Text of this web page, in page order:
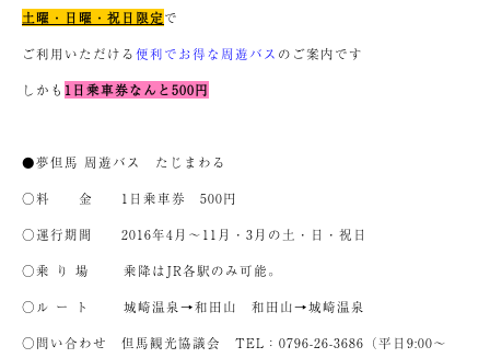
土曜・日曜・祝日限定で
ご利用いただける便利でお得な周遊バス のご案内です
しかも 1日乗車券なんと500円
●夢但馬 周遊バス たじまわる
○料 金 1日乗車券 500円
○運行期間 2016年4月～11月・3月の土・日・祝日
○乗 り 場 乗降はJR各駅のみ可能。
○ル ー ト 城崎温泉→和田山 和田山→城崎温泉
○問い合わせ 但馬観光協議会 TEL：0796-26-3686（平日9:00～